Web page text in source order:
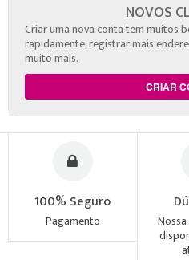
NOVOS
Criar uma nova conta tem muitos
rapidamente, registrar mais
muito mais.
CRIAR
100% Seguro
Pagamento